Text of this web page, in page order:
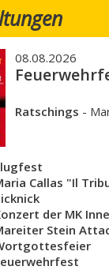
08.08.2026
Ratschings -
Callas "Il
der MK
Stein